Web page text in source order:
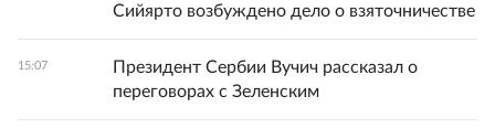
Сийярто возбуждено дело о взяточничестве
15:07
Президент Сербии Вучич рассказал о
переговорах с Зеленским